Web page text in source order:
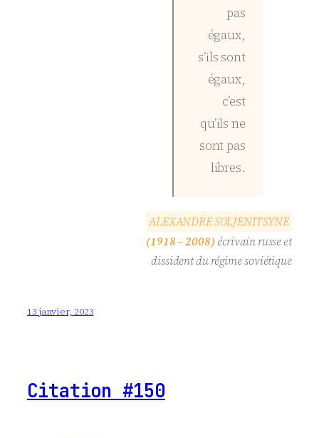
pas
égaux,
s’ils sont
égaux,
c’est
qu’ils ne
sont pas
libres.
ALEXANDRESOLJENITSYNE
(1918 – 2008) écrivain russe et
dissident du régime soviétique
13 janvier, 2023
Citation #150